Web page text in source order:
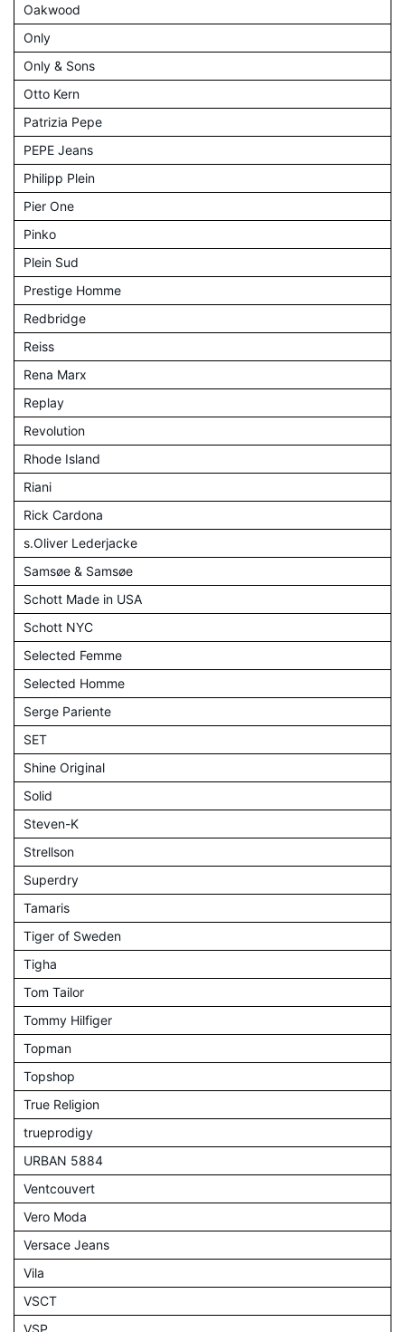
Oakwood
Only
Only & Sons
Otto Kern
Patrizia Pepe
PEPE Jeans
Philipp Plein
Pier One
Pinko
Plein Sud
Prestige Homme
Redbridge
Reiss
Rena Marx
Replay
Revolution
Rhode Island
Riani
Rick Cardona
s.Oliver Lederjacke
Samsøe & Samsøe
Schott Made in USA
Schott NYC
Selected Femme
Selected Homme
Serge Pariente
SET
Shine Original
Solid
Steven-K
Strellson
Superdry
Tamaris
Tiger of Sweden
Tigha
Tom Tailor
Tommy Hilfiger
Topman
Topshop
True Religion
trueprodigy
URBAN 5884
Ventcouvert
Vero Moda
Versace Jeans
Vila
VSCT
VSP